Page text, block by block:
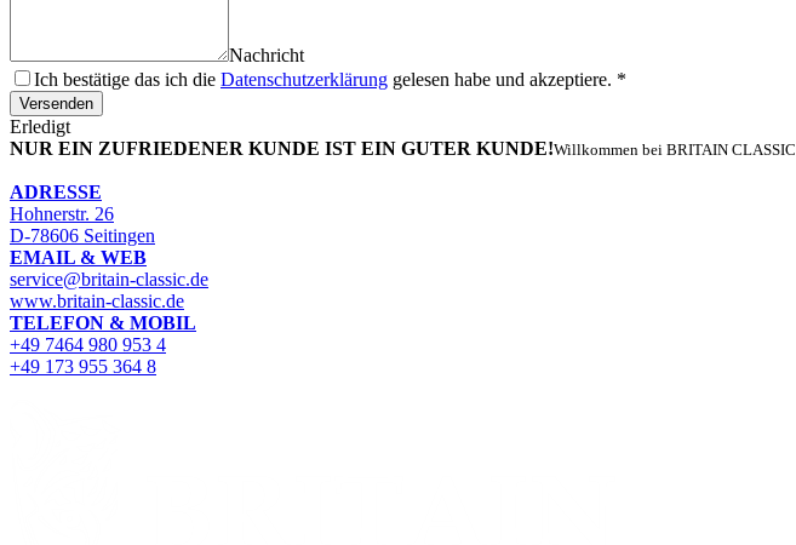
Nachricht
Ich bestätige das ich die Datenschutzerklärung gelesen habe und akzeptiere. *
Versenden
Erledigt
NUR EIN ZUFRIEDENER KUNDE IST EIN GUTER KUNDE!Willkommen bei BRITAIN CLASSIC
ADRESSE
Hohnerstr. 26
D-78606 Seitingen
EMAIL & WEB
service@britain-classic.de
www.britain-classic.de
TELEFON & MOBIL
+49 7464 980 953 4
+49 173 955 364 8